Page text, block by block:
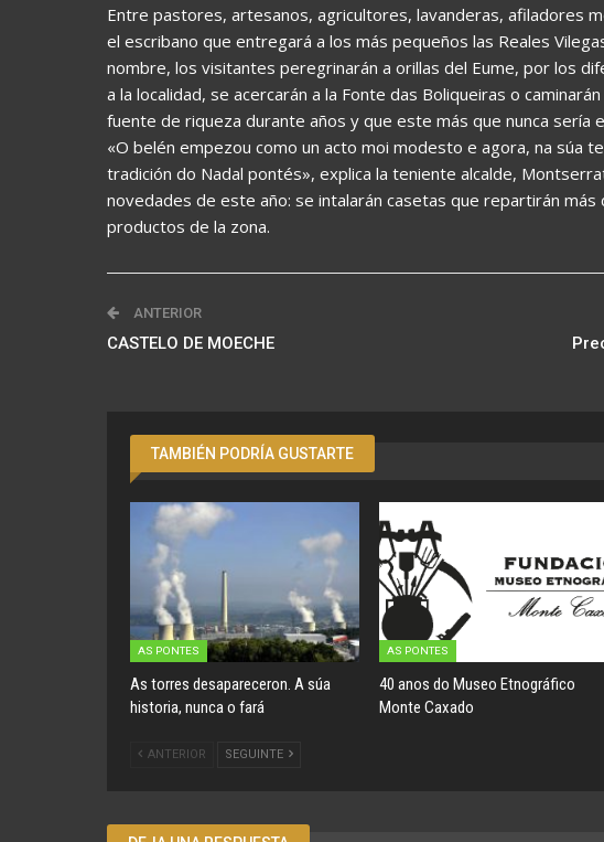
Entre pastores, artesanos, agricultores, lavanderas, afiladores
el escribano que entregará a los más pequeños las Reales
nombre, los visitantes peregrinarán a orillas del Eume, por los
a la localidad, se acercarán a la Fonte das Boliqueiras o
fuente de riqueza durante años y que este más que nunca sería
«O belén empezou como un acto moi modesto e agora, na súa
tradición do Nadal pontés», explica la teniente alcalde,
novedades de este año: se intalarán casetas que repartirán
productos de la zona.
ANTERIOR
CASTELO DE MOECHE
TAMBIÉN PODRÍA GUSTARTE
AS PONTES
As torres desapareceron. A súa
historia, nunca o fará
AS PONTES
40 anos do Museo Etnográfico
Monte Caxado
ANTERIOR SEGUINTE